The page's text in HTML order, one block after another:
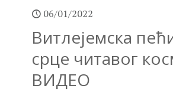
06/01/2022
Витлејемска
срце читавог
ВИДЕО